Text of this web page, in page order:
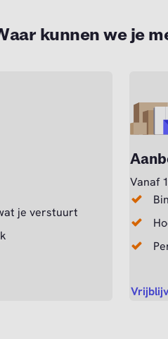
kunnen we je
je verstuurt
Vanaf